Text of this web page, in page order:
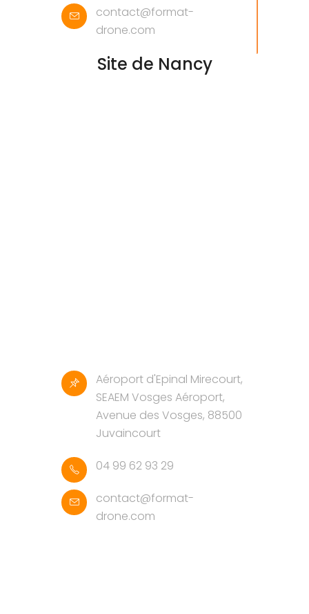
contact@format-
drone.com
Site de Nancy
Aéroport d'Epinal Mirecourt,
SEAEM Vosges Aéroport,
Avenue des Vosges, 88500
Juvaincourt
04 99 62 93 29
contact@format-
drone.com